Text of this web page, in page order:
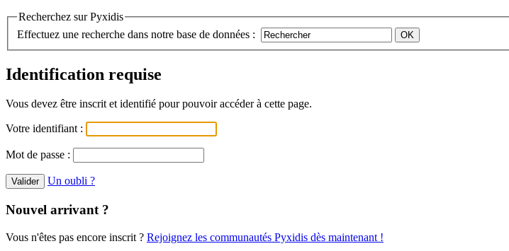
Recherchez sur Pyxidis
Effectuez une recherche dans notre base de données :
Identification requise
Vous devez être inscrit et identifié pour pouvoir accéder à cette page.
Votre identifiant :
Mot de passe :
Un oubli ?
Nouvel arrivant ?
Vous n'êtes pas encore inscrit ? Rejoignez les communautés Pyxidis dès maintenant !